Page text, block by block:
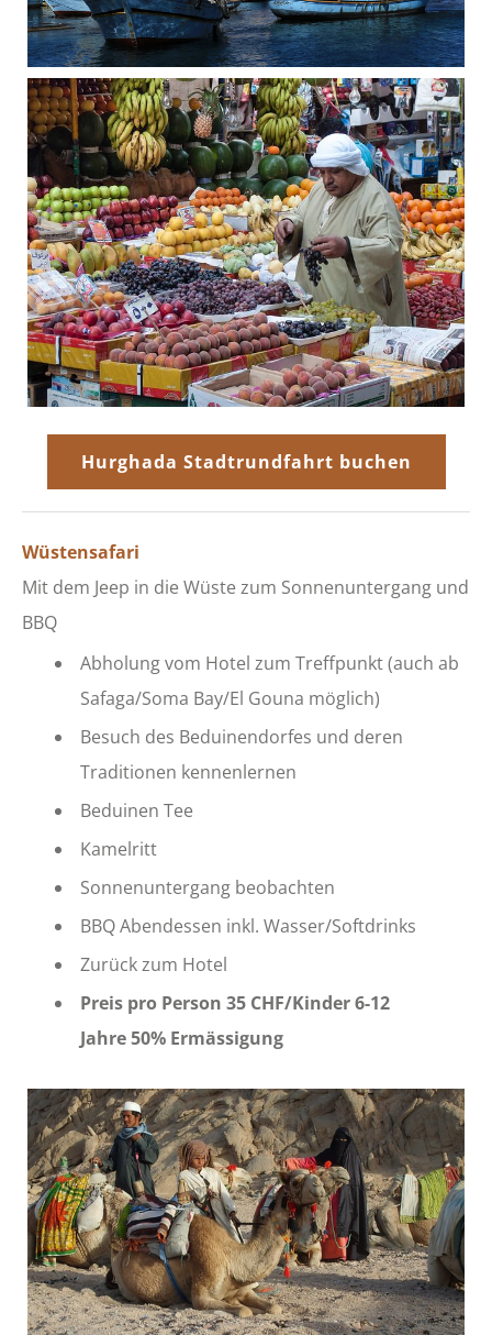
Hurghada Stadtrundfahrt buchen
Wüstensafari
Mit dem Jeep in die Wüste zum Sonnenuntergang und
BBQ
Abholung vom Hotel zum Treffpunkt (auch ab
Safaga/Soma Bay/El Gouna möglich)
Besuch des Beduinendorfes und deren
Traditionen kennenlernen
Beduinen Tee
Kamelritt
Sonnenuntergang beobachten
BBQ Abendessen inkl. Wasser/Softdrinks
Zurück zum Hotel
Preis pro Person 35 CHF/Kinder 6-12
Jahre 50% Ermässigung